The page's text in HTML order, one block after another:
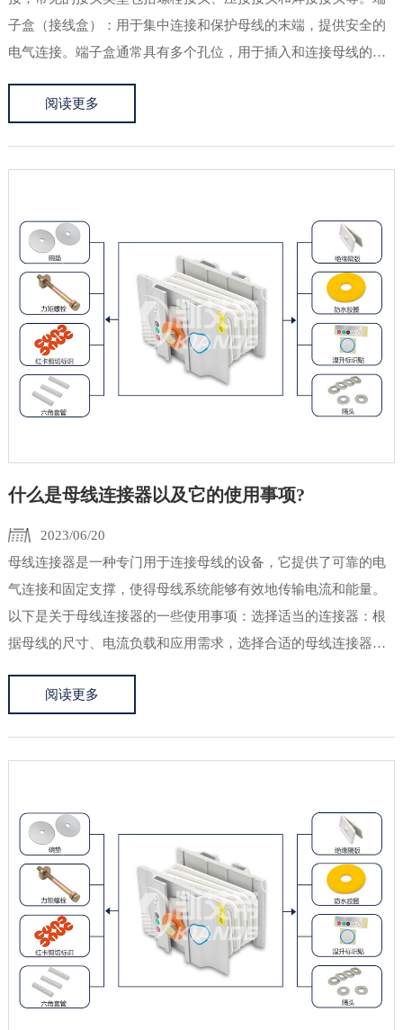
子盒（接线盒）：用于集中连接和保护母线的末端，提供安全的
电气连接。端子盒通常具有多个孔位，用于插入和连接母线的末
弯曲，常见的形式有弯头、弯管和弯板等。固定夹具：用于固定
阅读更多
什么是母线连接器以及它的使用事项?
2023/06/20
母线连接器是一种专门用于连接母线的设备，它提供了可靠的电
气连接和固定支撑，使得母线系统能够有效地传输电流和能量。
以下是关于母线连接器的一些使用事项：选择适当的连接器：根
据母线的尺寸、电流负载和应用需求，选择合适的母线连接器。
连接器：在安装母线连接器之前，确保母线表面清洁，无油污和
阅读更多